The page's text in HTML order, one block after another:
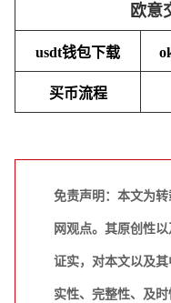
欧意
usdt钱包下载
买币流程
免责声明：本文为
网观点。其原创性
证实，对本文以及
实性、完整性、及